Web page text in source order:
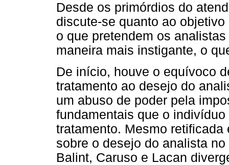
Desde os primórdios do
discute-se quanto ao
o que pretendem os
maneira mais instigante, o
De início, houve o equívoco
tratamento ao desejo do
um abuso de poder pela
fundamentais que o
tratamento. Mesmo
sobre o desejo do analista
Balint, Caruso e Lacan